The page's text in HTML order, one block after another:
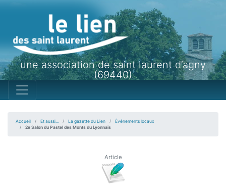
une association de saint laurent d’agny
(69440)
Accueil Et aussi... La gazette du Lien
Événements locaux
2e Salon du Pastel des Monts du Lyonnais
Article